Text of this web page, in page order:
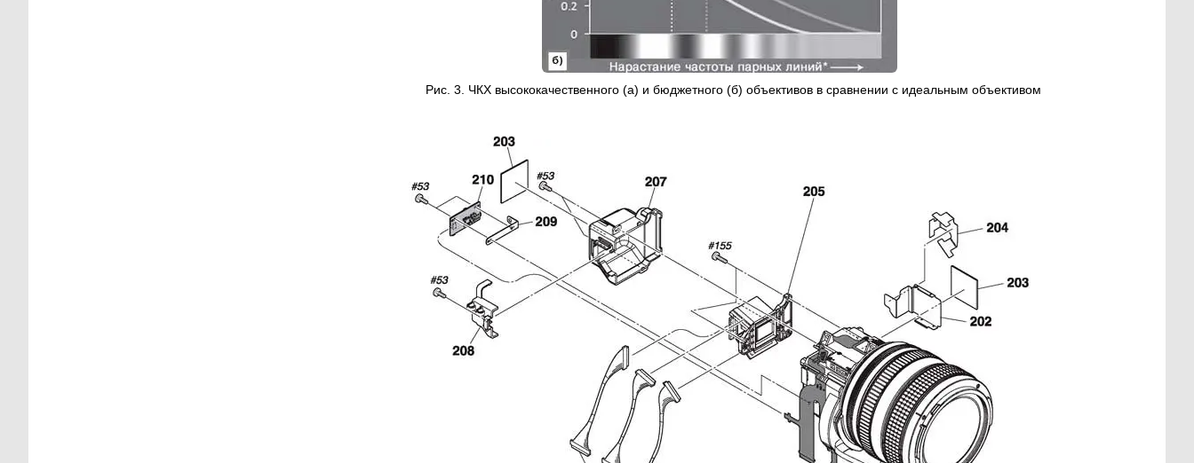
Рис. 3. ЧКХ высококачественного (а) и бюджетного (б) объективов в сравнении с идеальным объективом